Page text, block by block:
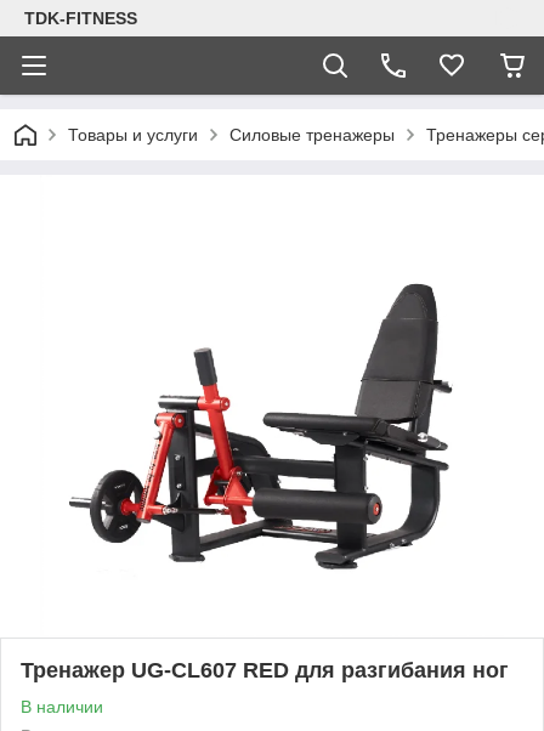
TDK-FITNESS
Товары и услуги Силовые тренажеры Тренажеры
Тренажер UG-CL607 RED для разгибания ног
В наличии